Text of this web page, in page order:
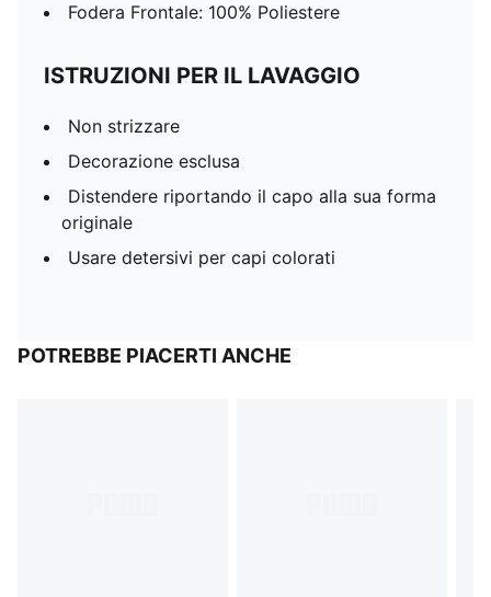
Fodera Frontale: 100% Poliestere
ISTRUZIONI PER IL LAVAGGIO
Non strizzare
Decorazione esclusa
Distendere riportando il capo alla sua forma
originale
Usare detersivi per capi colorati
POTREBBE PIACERTI ANCHE